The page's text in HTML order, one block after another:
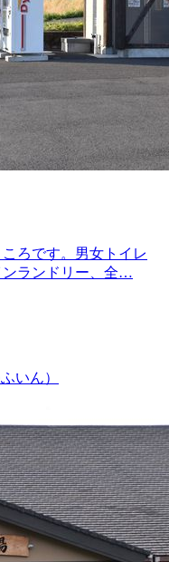
ろです。男女トイレ
ンランドリー、全…
いん）